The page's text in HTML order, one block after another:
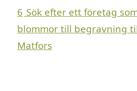
6 Sök efter ett företag
blommor till begravning
Matfors